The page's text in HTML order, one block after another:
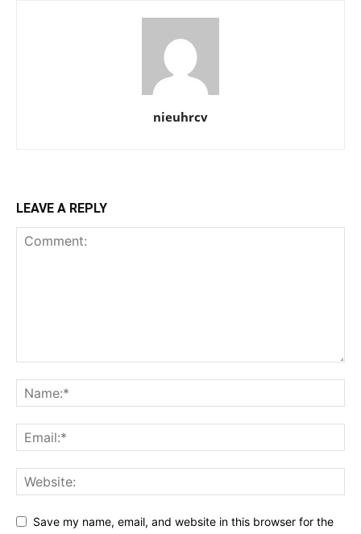
nieuhrcv
LEAVE A REPLY
Save my name, email, and website in this browser for the